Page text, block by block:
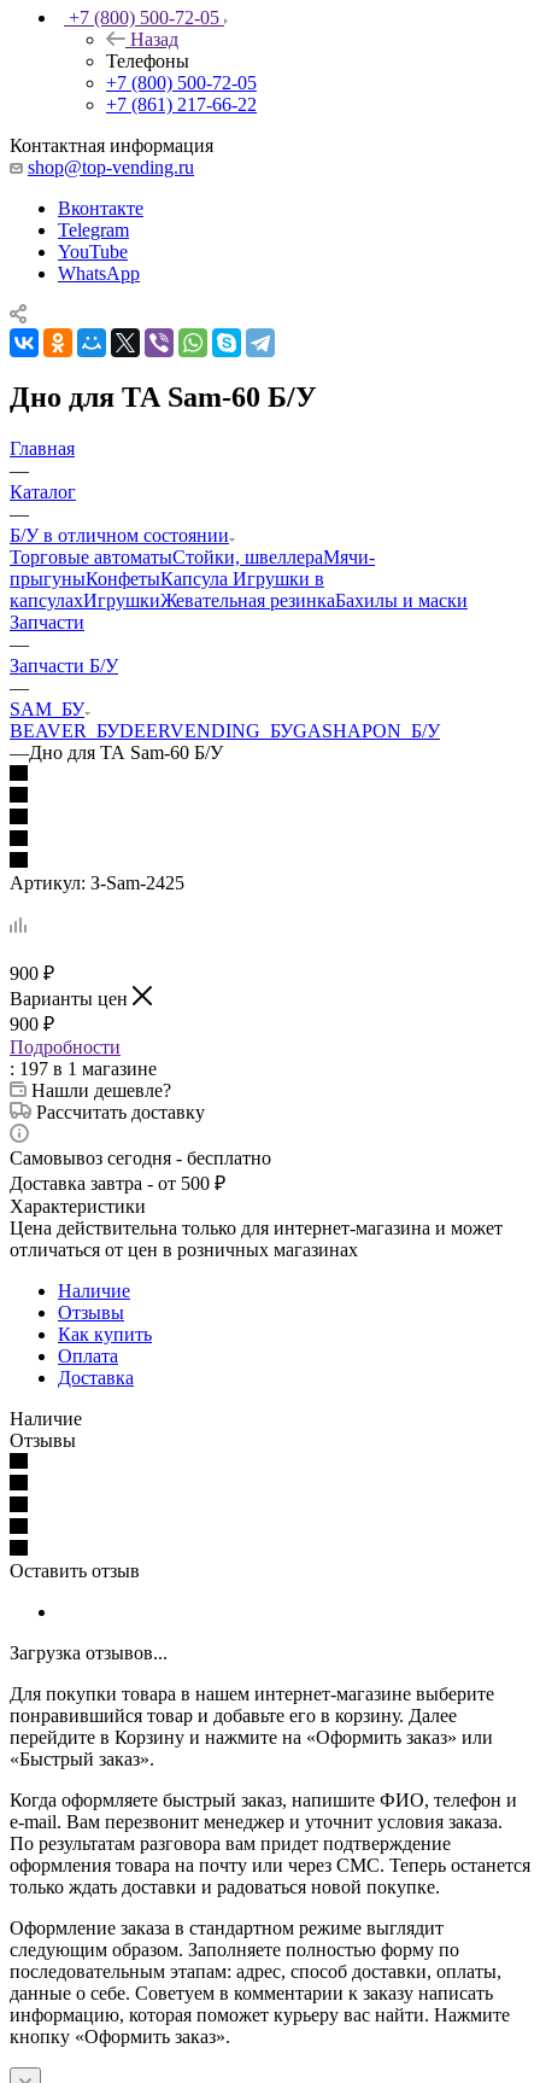
+7 (800) 500-72-05
Назад
Телефоны
+7 (800) 500-72-05
+7 (861) 217-66-22
Контактная информация
shop@top-vending.ru
Вконтакте
Telegram
YouTube
WhatsApp
Дно для ТА Sam-60 Б/У
Главная
—
Каталог
—
Б/У в отличном состоянии
Торговые автоматыСтойки, швеллераМячи-
прыгуныКонфетыКапсула Игрушки в
капсулахИгрушкиЖевательная резинкаБахилы и маски
Запчасти
—
Запчасти Б/У
—
SAM_БУ
BEAVER_БУDEERVENDING_БУGASHAPON_Б/У
—Дно для ТА Sam-60 Б/У
Артикул: З-Sam-2425
900 ₽
Варианты цен
900 ₽
Подробности
: 197 в 1 магазине
Нашли дешевле?
Рассчитать доставку
Самовывоз сегодня - бесплатно
Доставка завтра - от 500 ₽
Характеристики
Цена действительна только для интернет-магазина и может
отличаться от цен в розничных магазинах
Наличие
Отзывы
Как купить
Оплата
Доставка
Наличие
Отзывы
Оставить отзыв
Загрузка отзывов...
Для покупки товара в нашем интернет-магазине выберите
понравившийся товар и добавьте его в корзину. Далее
перейдите в Корзину и нажмите на «Оформить заказ» или
«Быстрый заказ».
Когда оформляете быстрый заказ, напишите ФИО, телефон и
e-mail. Вам перезвонит менеджер и уточнит условия заказа.
По результатам разговора вам придет подтверждение
оформления товара на почту или через СМС. Теперь останется
только ждать доставки и радоваться новой покупке.
Оформление заказа в стандартном режиме выглядит
следующим образом. Заполняете полностью форму по
последовательным этапам: адрес, способ доставки, оплаты,
данные о себе. Советуем в комментарии к заказу написать
информацию, которая поможет курьеру вас найти. Нажмите
кнопку «Оформить заказ».